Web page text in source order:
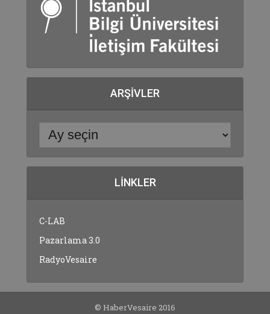
ARŞIVLER
LINKLER
C-LAB
Pazarlama 3.0
RadyoVesaire
© HaberVesaire 2016